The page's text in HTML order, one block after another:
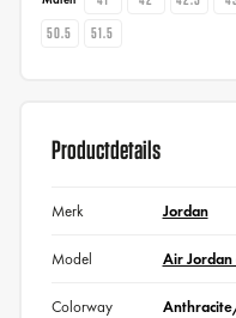
50.5
51.5
Productdetails
Merk Jordan
Model Air Jordan
Colorway